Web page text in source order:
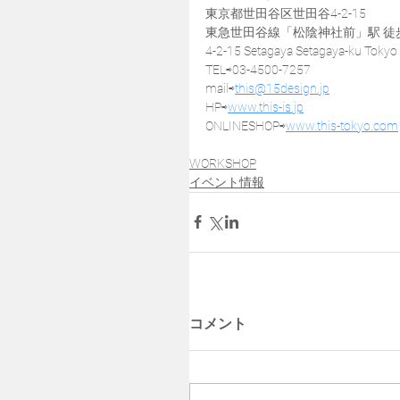
東京都世田谷区世田谷4-2-15
東急世田谷線「松陰神社前」駅
4-2-15 Setagaya Setagaya-ku Tokyo
TEL⇨03-4500-7257
mail⇨this@15design.jp
HP⇨www.this-is.jp
ONLINESHOP⇨www.this-tokyo.com
WORKSHOP
イベント情報
コメント